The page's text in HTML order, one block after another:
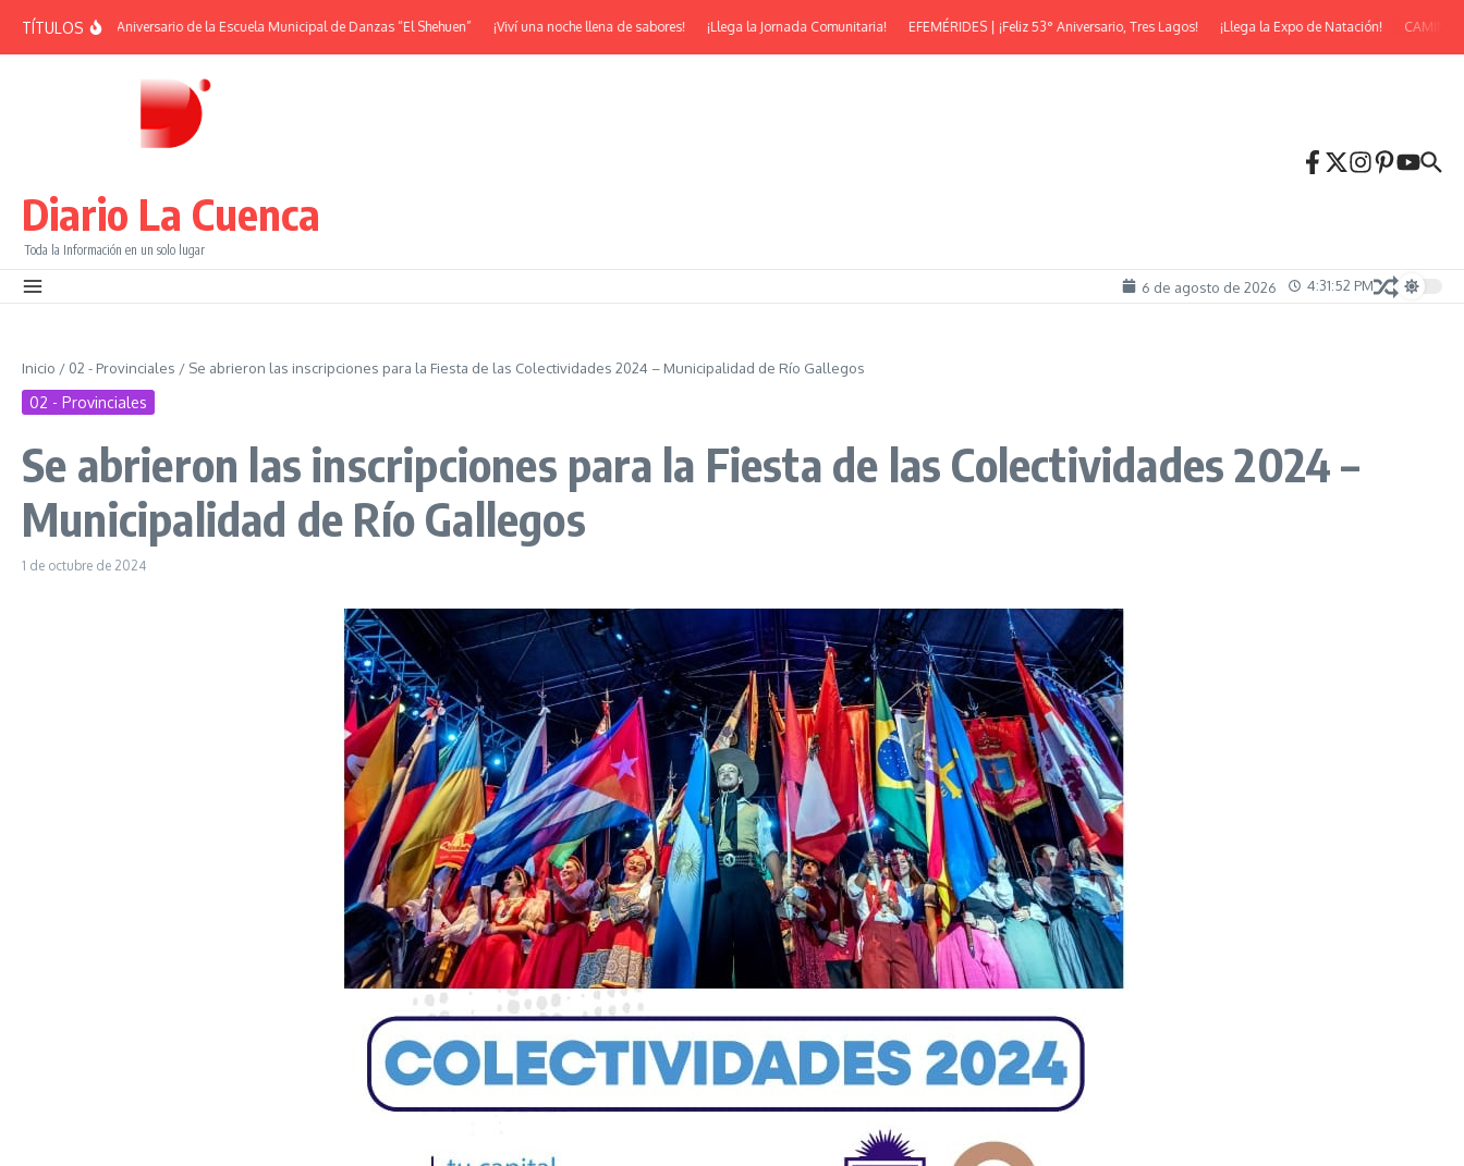
TÍTULOS| 38° Aniversario de la Escuela Municipal de Danzas “El Shehuen” ¡Viví una noche llena de sabores! ¡Llega la Jornada Comunitaria! EFEMÉRIDES | ¡Feliz 53° Aniversario, Tres Lagos! ¡Llega la Expo de Natación! CAMINATA
Diario La Cuenca
Toda la Información en un solo lugar
6 de agosto de 2026 4:31:53 PM
Inicio / 02 - Provinciales / Se abrieron las inscripciones para la Fiesta de las Colectividades 2024 – Municipalidad de Río Gallegos
02 - Provinciales
Se abrieron las inscripciones para la Fiesta de las Colectividades 2024 –
Municipalidad de Río Gallegos
1 de octubre de 2024